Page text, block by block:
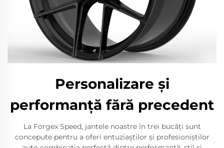
Personalizare și
performanță fără precedent
La Forgex Speed, jantele noastre în trei bucăți sunt
concepute pentru a oferi entuziaștilor și profesioniștilor